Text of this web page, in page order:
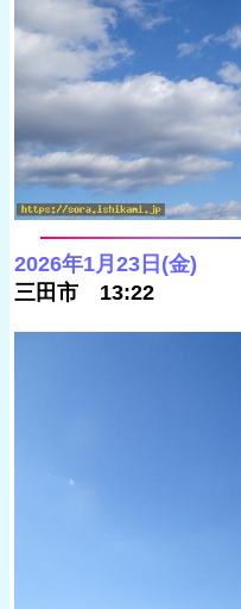
2026年1月23日(金)
三田市 13:22